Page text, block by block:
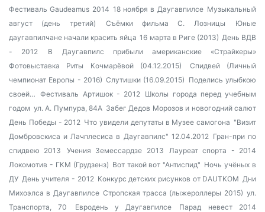
Фестиваль Gaudeamus 2014 18 ноября в Даугавпилсе Музыкальный
август (день третий)
Съёмки фильма С. Лозницы
Юные
даугавпилчане начали красить яйца 16 марта в Риге (2013) День ВДВ
- 2012
В Даугавпилс прибыли американские «Страйкеры»
Фотовыставка Риты Кочмарёвой (04.12.2015)
Спидвей (Личный
чемпионат Европы - 2016) Слутишки (16.09.2015) Поделись улыбкою
своей…
Фестиваль Артишок - 2012 Школы города перед учебным
годом ул. А. Пумпура, 84А Забег Дедов Морозов и новогодний салют
День Победы - 2012 Что увидели депутаты в Музее самогона "Визит
Домбровскиса и Лачплесиса в Даугавпилс" 12.04.2012 Гран-при по
спидвею 2013
Учения Земессардзе 2013
Лауреат спорта - 2014
Локомотив - ГКМ (Грудзенз) Вот такой вот "Антиспид" Ночь учёных в
ДУ День учителя - 2012 Конкурс детских рисунков от DAUTKOM Дни
Михоэлса в Даугавпилсе Стропская трасса (лыжероллеры 2015) ул.
Транспорта, 70
Евродень у Даугавпилсе
Парад невест 2014